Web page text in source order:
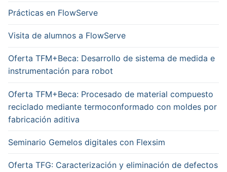
Prácticas en FlowServe
Visita de alumnos a FlowServe
Oferta TFM+Beca: Desarrollo de sistema de medida e
instrumentación para robot
Oferta TFM+Beca: Procesado de material compuesto
reciclado mediante termoconformado con moldes por
fabricación aditiva
Seminario Gemelos digitales con Flexsim
Oferta TFG: Caracterización y eliminación de defectos